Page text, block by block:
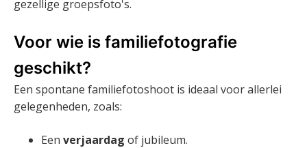
gezellige groepsfoto's.
Voor wie is familiefotografie
geschikt?
Een spontane familiefotoshoot is ideaal voor allerlei
gelegenheden, zoals:
Een verjaardag of jubileum.